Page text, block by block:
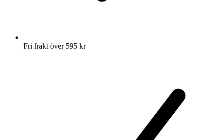
Fri frakt över 595 kr